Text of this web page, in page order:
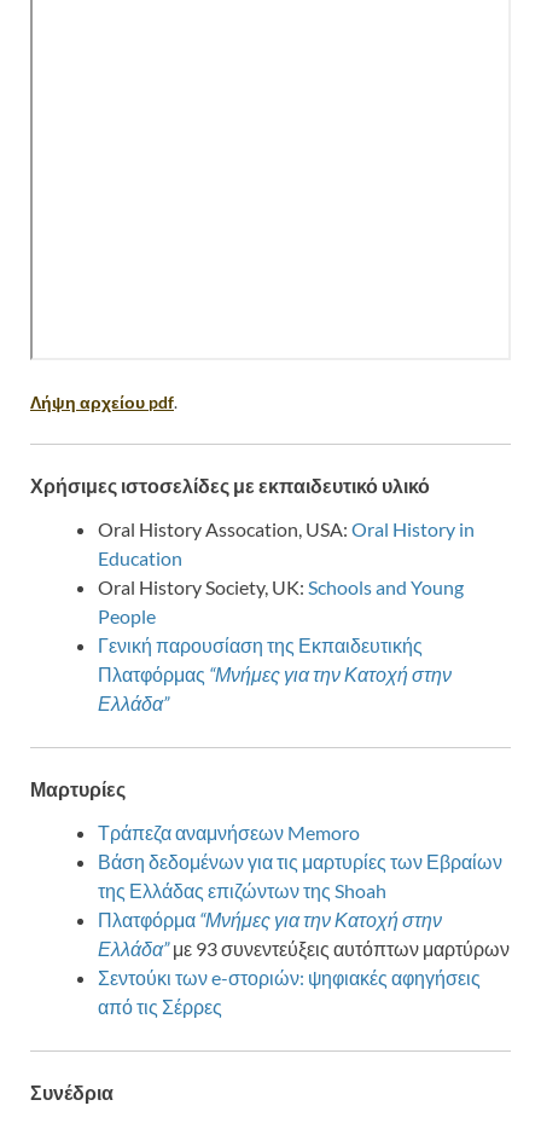
Λήψη αρχείου pdf.
Χρήσιμες ιστοσελίδες με εκπαιδευτικό υλικό
Oral History Assocation, USA: Oral History in
Education
Oral History Society, UK: Schools and Young
People
Γενική παρουσίαση της Εκπαιδευτικής
Πλατφόρμας “Μνήμες για την Κατοχή στην
Ελλάδα”
Μαρτυρίες
Τράπεζα αναμνήσεων Memoro
Βάση δεδομένων για τις μαρτυρίες των Εβραίων
της Ελλάδας επιζώντων της Shoah
Πλατφόρμα “Μνήμες για την Κατοχή στην
Ελλάδα”με 93 συνεντεύξεις αυτόπτων μαρτύρων
Σεντούκι των e-στοριών: ψηφιακές αφηγήσεις
από τις Σέρρες
Συνέδρια